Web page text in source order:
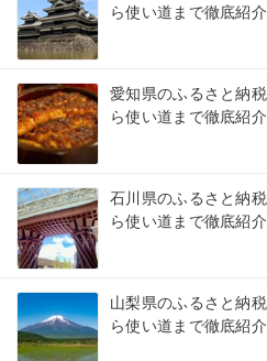
ら使い道まで徹底紹介
愛知県のふるさと納
ら使い道まで徹底紹介
石川県のふるさと納
ら使い道まで徹底紹介
山梨県のふるさと納
ら使い道まで徹底紹介